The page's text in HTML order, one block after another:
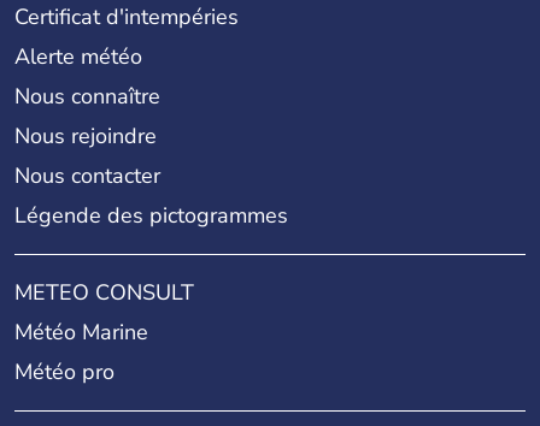
Certificat d'intempéries
Alerte météo
Nous connaître
Nous rejoindre
Nous contacter
Légende des pictogrammes
METEO CONSULT
Météo Marine
Météo pro